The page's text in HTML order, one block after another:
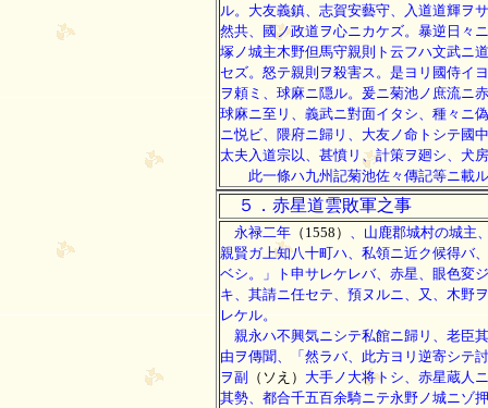
ル。大友義鎮、志賀安藝守、入道道輝ヲ
然共、國ノ政道ヲ心ニカケズ。暴逆日々
塚ノ城主木野但馬守親則ト云フハ文武ニ
セズ。怒テ親則ヲ殺害ス。是ヨリ國侍イ
ヲ頼ミ、球麻ニ隠ル。爰ニ菊池ノ庶流ニ
球麻ニ至リ、義武ニ對面イタシ、種々ニ
ニ悦ビ、隈府ニ歸リ、大友ノ命トシテ國
太夫入道宗以、甚憤リ、計策ヲ廻シ、犬
此一條ハ九州記菊池佐々傳記等ニ載ル
５．赤星道雲敗軍之事
永禄二年 （1558）
、山鹿郡城村の城
親賢ガ上知八十町ハ、私領ニ近ク候得バ
ベシ。」ト申サレケレバ、赤星、眼色変
キ、其請ニ任セテ、預ヌルニ、又、木野
レケル。
親永ハ不興気ニシテ私館ニ歸リ、老臣
由ヲ傳聞、「然ラバ、此方ヨリ逆寄シテ
ヲ副 （ソえ） 大手ノ大将トシ、赤星蔵人
其勢、都合千五百余騎ニテ永野ノ城ニゾ